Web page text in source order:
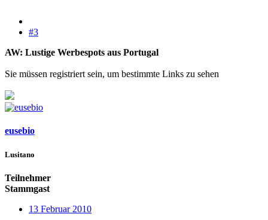
#3
AW: Lustige Werbespots aus Portugal
Sie müssen registriert sein, um bestimmte Links zu sehen
eusebio
Lusitano
Teilnehmer
Stammgast
13 Februar 2010